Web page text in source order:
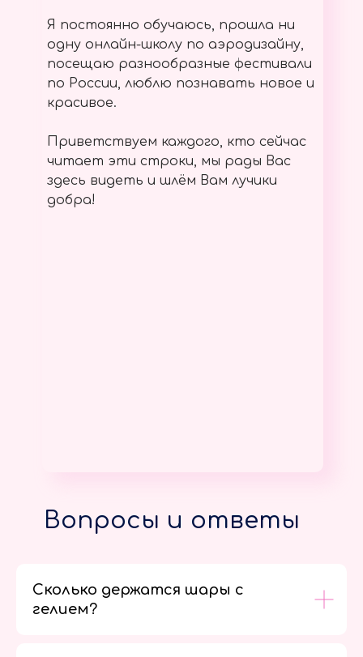
Я постоянно обучаюсь, прошла ни
одну онлайн-школу по аэродизайну,
посещаю разнообразные фестивали
по России, люблю познавать новое и
красивое.
Приветствуем каждого, кто сейчас
читает эти строки, мы рады Вас
здесь видеть и шлём Вам лучики
добра!
Вопросы и ответы
Сколько держатся шары с
гелием?